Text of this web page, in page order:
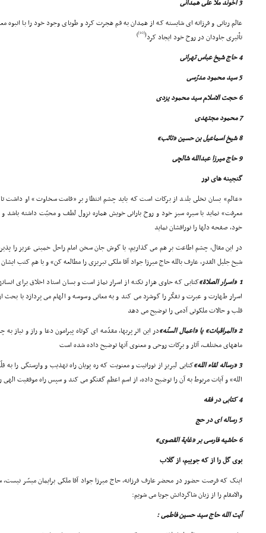
3 آخوند ملا على همدانى
عالم ربانى و فرزانه اى شایسته که از همدان به قم هجرت کرد و طوباى وجود خود را با انبوه
تأثیرى جاودان در روح خود ایجاد کرد(
[10]
)
4 حاج شیخ عباس تهرانى
5 سید محمود مدرّسى
6 حجت الاسلام سید محمود یزدى
7 محمود مجتهدى
8 شیخ اسماعیل بن حسین «تائب»
9 حاج میرزا عبدالله شالچى
گنجینه هاى نور
«عالم» بسان نخلى بلند از برکات است که باید چشم انتظار بر «قامت سخاوت» او داشت تا
معرفت» نماید با سیره سبز خود و روح بارانى خویش هماره نزول لطف و محبّت داشته باشد و
خود، صفحه دلها را نورافشان نماید
در این مقال، چشم اطاعت بر هم مى گذاریم، با گوش جان سخن امام راحل خمینى عزیز را
شیخ جلیل القدر، عارف بالله حاج میرزا جواد آقا ملکى تبریزى را مطالعه کن» و با هم کتب
1 «اسرار الصلاة»
کتابى که حاوى هزار نکته از اسرار نماز است و بسان استاد اخلاق براى
اسرار طهارت و عبرت و تفکّر را گوشزد مى کند و به معانى وسوسه و الهام مى پردازد با بحث
قلب و حالات ملکوتى آدمى را توضیح مى دهد
2 «المراقبات» یا «اعمال السنّه»
در این اثر پربها، مقدّمه اى کوتاه پیرامون دعا و راز و نیاز
ماههاى مختلف، آثار و برکات روحى و معنوى آنها توضیح داده شده است
3 «رساله لقاء الله»
کتابى لبریز از نورانیت و معنویت که ره پویان راه تهذیب و وارستگى را
الله» و آیات مربوط به آن را توضیح داده، از اسم اعظم گفتگو مى کند و سپس راه موفقیت الهى
4 کتابى در فقه
5 رساله اى در حج
6 حاشیه فارسى بر «غایة القصوى»
بوى گل را از که جوییم، از گلاب
اینک که فرصت حضور در محضر عارف فرزانه، حاج میرزا جواد آقا ملکى برایمان میسّر نیست،
والامقام را از زبان شاگردانش جویا مى شویم:
آیت الله حاج سید حسین فاطمى :